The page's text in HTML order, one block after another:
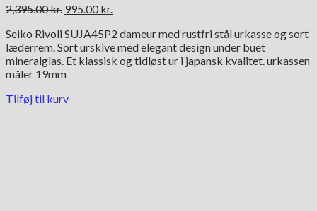
2,395.00kr. Den
pris
var:
2,395.00 kr..
995.00 kr.
pris
er:
995.00 kr..
Seiko Rivoli SUJA45P2 dameur med rustfri stål urkasse og sort
læderrem. Sort urskive med elegant design under buet
mineralglas. Et klassisk og tidløst ur i japansk kvalitet. urkassen
måler 19mm
Tilføj til kurv